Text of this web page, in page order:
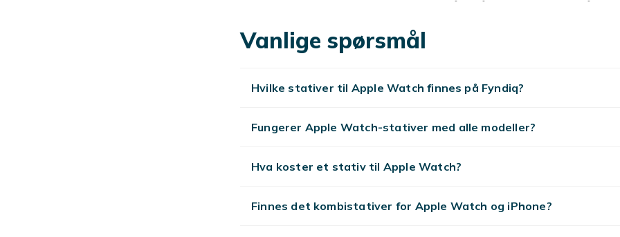
har en smartklokke, er det ganske smart å også ha godt tilbehør. På
stilig iStand i sølv til Elago W-stativ som muliggjør smart lading hjemme,
eller i bilen. Ja, når det gjelder forskjellige Apple Watch-stativer, finnes
med om du mangler noe!
Tips for et vellykket kjøp
med en ladekabel, da bare stativet er inkludert. Hvis du har spørsmål om
bestillingen din eller ønsker å klage på kjøpet ditt, kan du kontakte
Vanlige spørsmål
Hvilke stativer til Apple Watch finnes på Fyndiq?
Fungerer Apple Watch-stativer med alle modeller?
Hva koster et stativ til Apple Watch?
Finnes det kombistativer for Apple Watch og iPhone?